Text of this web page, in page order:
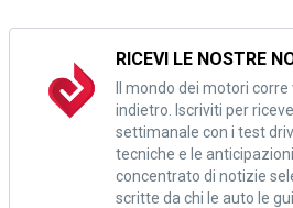
RICEVI LE NOSTRE
Il mondo dei motori
indietro. Iscriviti per
settimanale con i test
tecniche e le
concentrato di notizie
scritte da chi le auto le